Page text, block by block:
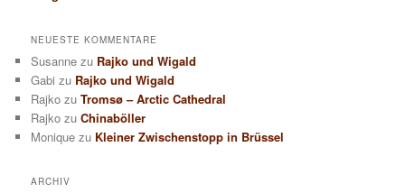
NEUESTE KOMMENTARE
Susanne zu Rajko und Wigald
Gabi zu Rajko und Wigald
Rajko zuTromsø – Arctic Cathedral
Rajko zuChinaböller
Monique zu Kleiner Zwischenstopp in Brüssel
ARCHIV